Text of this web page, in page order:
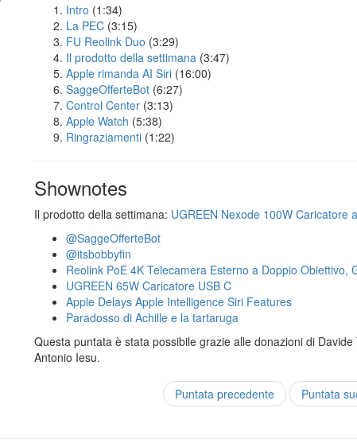
Intro (1:34)
La PEC (3:15)
FU Reolink Duo (3:29)
Il prodotto della settimana (3:47)
Apple rimanda AI Siri (16:00)
SaggeOfferteBot (6:27)
Control Center (3:13)
Apple Watch (5:38)
Ringraziamenti (1:22)
Shownotes
Il prodotto della settimana: UGREEN Nexode 100W Caricatore
@SaggeOfferteBot
@itsbobbyfin
Reolink PoE 4K Telecamera Esterno a Doppio Obiettivo,
UGREEN 65W Caricatore USB C
Apple Delays Apple Intelligence Siri Features
Paradosso di Achille e la tartaruga
Questa puntata è stata possibile grazie alle donazioni di
Antonio Iesu.
Puntata precedente Puntata